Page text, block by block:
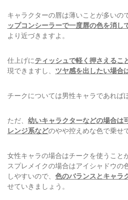
キャラクターの唇は薄いことが多いの
ップコンシーラーで一度唇の色を消し
より近づきますよ。
仕上げにティッシュで軽く押さえるこ
現できますし、 ツヤ感を出したい場合
チークについては男性キャラであれば
ただ、 幼いキャラクターなどの場合は
レンジ系などのやや控えめな色で乗せ
女性キャラの場合はチークを使うこと
スプレメイクの場合はアイシャドウの
しやすいので、 色のバランスとキャラ
せていきましょう。